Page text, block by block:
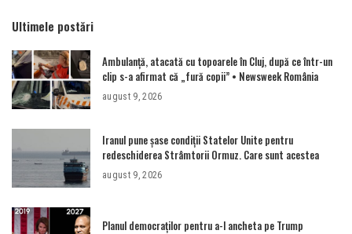
Ultimele postări
Ambulanţă, atacată cu topoarele în Cluj, după ce într-un
clip s-a afirmat că „fură copii” • Newsweek România
august 9, 2026
Iranul pune șase condiții Statelor Unite pentru
redeschiderea Strâmtorii Ormuz. Care sunt acestea
august 9, 2026
Planul democraților pentru a-l ancheta pe Trump